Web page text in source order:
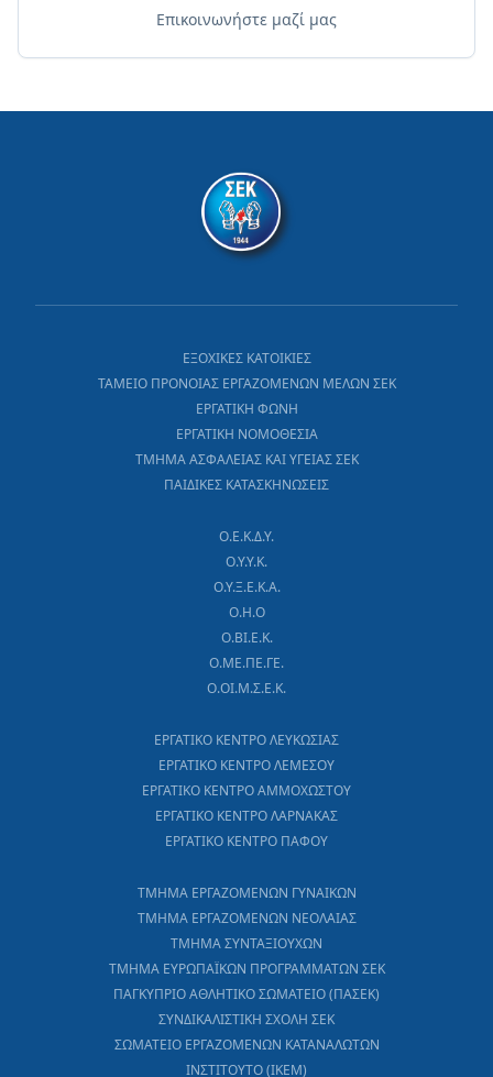
Επικοινωνήστε μαζί μας
ΕΞΟΧΙΚΕΣ ΚΑΤΟΙΚΙΕΣ
ΤΑΜΕΙΟ ΠΡΟΝΟΙΑΣ ΕΡΓΑΖΟΜΕΝΩΝ ΜΕΛΩΝ ΣΕΚ
ΕΡΓΑΤΙΚΗ ΦΩΝΗ
ΕΡΓΑΤΙΚΗ ΝΟΜΟΘΕΣΙΑ
ΤΜΗΜΑ ΑΣΦΑΛΕΙΑΣ ΚΑΙ ΥΓΕΙΑΣ ΣΕΚ
ΠΑΙΔΙΚΕΣ ΚΑΤΑΣΚΗΝΩΣΕΙΣ
Ο.Ε.Κ.Δ.Υ.
Ο.Υ.Υ.Κ.
Ο.Υ.Ξ.Ε.Κ.Α.
Ο.Η.Ο
Ο.ΒΙ.Ε.Κ.
Ο.ΜΕ.ΠΕ.ΓΕ.
Ο.ΟΙ.Μ.Σ.Ε.Κ.
ΕΡΓΑΤΙΚΟ ΚΕΝΤΡΟ ΛΕΥΚΩΣΙΑΣ
ΕΡΓΑΤΙΚΟ ΚΕΝΤΡΟ ΛΕΜΕΣΟΥ
ΕΡΓΑΤΙΚΟ ΚΕΝΤΡΟ ΑΜΜΟΧΩΣΤΟΥ
ΕΡΓΑΤΙΚΟ ΚΕΝΤΡΟ ΛΑΡΝΑΚΑΣ
ΕΡΓΑΤΙΚΟ ΚΕΝΤΡΟ ΠΑΦΟΥ
ΤΜΗΜΑ ΕΡΓΑΖΟΜΕΝΩΝ ΓΥΝΑΙΚΩΝ
ΤΜΗΜΑ ΕΡΓΑΖΟΜΕΝΩΝ ΝΕΟΛΑΙΑΣ
ΤΜΗΜΑ ΣΥΝΤΑΞΙΟΥΧΩΝ
ΤΜΗΜΑ ΕΥΡΩΠΑΪΚΩΝ ΠΡΟΓΡΑΜΜΑΤΩΝ ΣΕΚ
ΠΑΓΚΥΠΡΙΟ ΑΘΛΗΤΙΚΟ ΣΩΜΑΤΕΙΟ (ΠΑΣΕΚ)
ΣΥΝΔΙΚΑΛΙΣΤΙΚΗ ΣΧΟΛΗ ΣΕΚ
ΣΩΜΑΤΕΙΟ ΕΡΓΑΖΟΜΕΝΩΝ ΚΑΤΑΝΑΛΩΤΩΝ
ΙΝΣΤΙΤΟΥΤΟ (ΙΚΕΜ)